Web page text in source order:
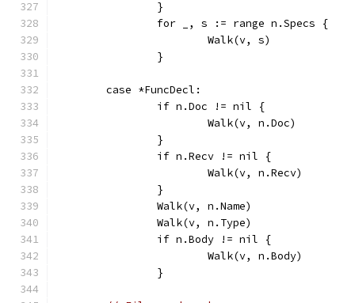
		}
		for _, s := range n.Specs {
			Walk(v, s)
		}
	case *FuncDecl:
		if n.Doc != nil {
			Walk(v, n.Doc)
		}
		if n.Recv != nil {
			Walk(v, n.Recv)
		}
		Walk(v, n.Name)
		Walk(v, n.Type)
		if n.Body != nil {
			Walk(v, n.Body)
		}